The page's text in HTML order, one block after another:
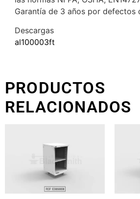
Garantía de 3 años por defectos
Descargas
al100003ft
PRODUCTOS
RELACIONADOS